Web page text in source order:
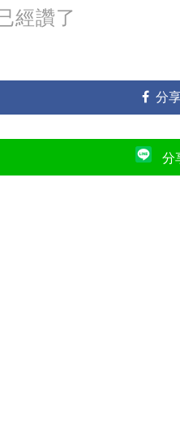
經讚了
分享
分